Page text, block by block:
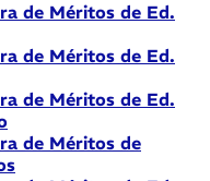
de Méritos de Ed.
de Méritos de Ed.
de Méritos de Ed.
de Méritos de